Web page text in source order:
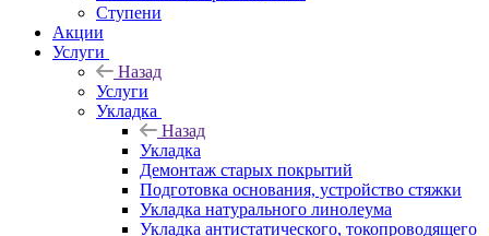
Ступени
Акции
Услуги
Назад
Услуги
Укладка
Назад
Укладка
Демонтаж старых покрытий
Подготовка основания, устройство стяжки
Укладка натурального линолеума
Укладка антистатического, токопроводящего